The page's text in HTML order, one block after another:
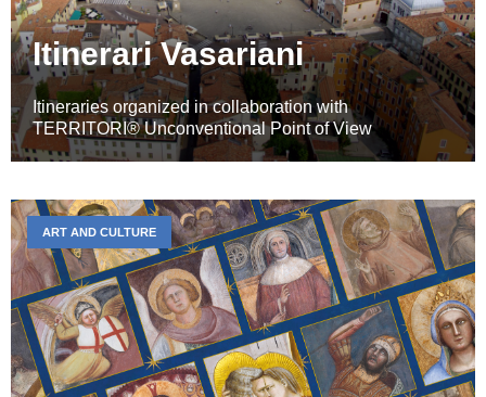
Itinerari Vasariani
Itineraries organized in collaboration with
TERRITORI® Unconventional Point of View
ART AND CULTURE